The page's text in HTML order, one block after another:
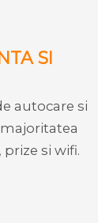
SI
autocare si
si wifi.